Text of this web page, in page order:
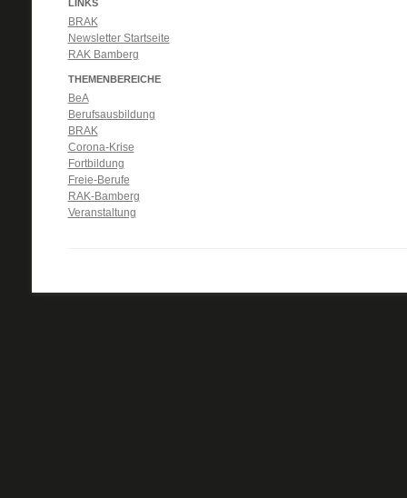
LINKS
BRAK
Newsletter Startseite
RAK Bamberg
THEMENBEREICHE
BeA
Berufsausbildung
BRAK
Corona-Krise
Fortbildung
Freie-Berufe
RAK-Bamberg
Veranstaltung